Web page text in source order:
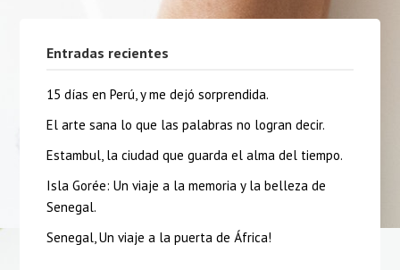
Entradas recientes
15 días en Perú, y me dejó sorprendida.
El arte sana lo que las palabras no logran decir.
Estambul, la ciudad que guarda el alma del tiempo.
Isla Gorée: Un viaje a la memoria y la belleza de
Senegal.
Senegal, Un viaje a la puerta de África!